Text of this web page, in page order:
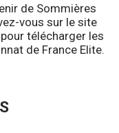
de Sommières
vous sur le site
télécharger les
de France Elite.